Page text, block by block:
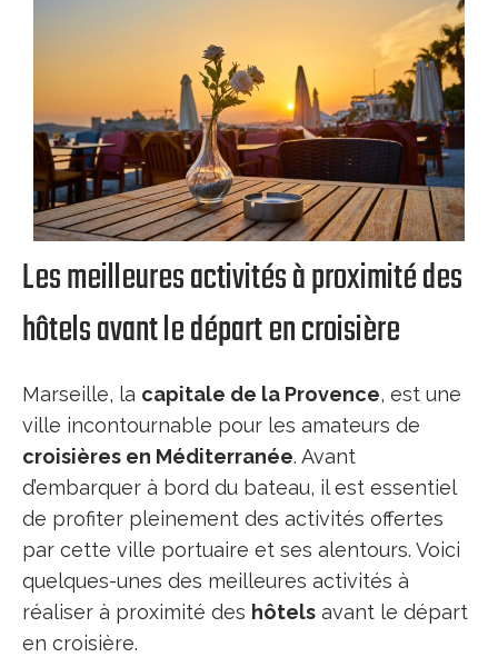
Les meilleures activités à proximité des
hôtels avant le départ en croisière
Marseille, la capitale de la Provence, est une
ville incontournable pour les amateurs de
croisières en Méditerranée. Avant
d’embarquer à bord du bateau, il est essentiel
de profiter pleinement des activités offertes
par cette ville portuaire et ses alentours. Voici
quelques-unes des meilleures activités à
réaliser à proximité des hôtels avant le départ
en croisière.